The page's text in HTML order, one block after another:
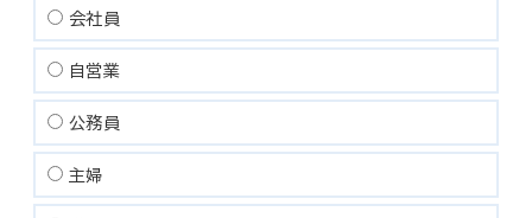
会社員
自営業
公務員
主婦